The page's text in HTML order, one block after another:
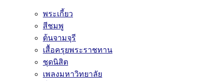
พระเกี้ยว
สีชมพู
ต้นจามจุรี
เสื้อครุยพระราชทาน
ชุดนิสิต
เพลงมหาวิทยาลัย